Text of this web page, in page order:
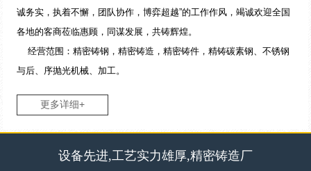
诚务实，执着不懈，团队协作，博弈超越”的工作作风，竭诚欢迎全国
各地的客商莅临惠顾，同谋发展，共铸辉煌。
经营范围：精密铸钢，精密铸造，精密铸件，精铸碳素钢、不锈钢
与后、序抛光机械、加工。
更多详细+
设备先进,工艺实力雄厚,精密铸造厂